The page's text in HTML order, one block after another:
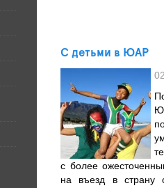
С детьми в ЮАР
с более
на въезд в страну